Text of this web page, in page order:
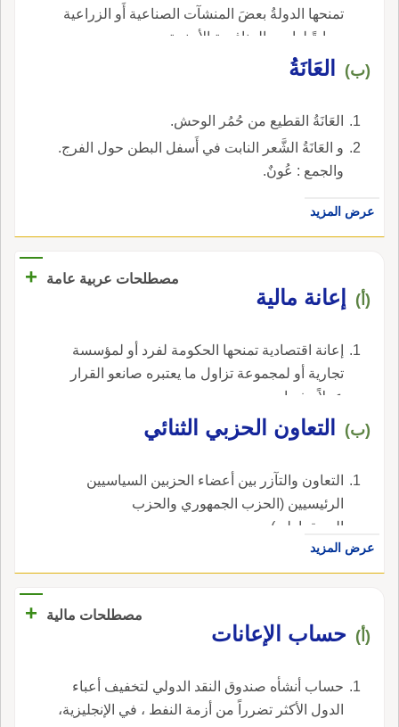
تمنحها الدولةُ بعضَ المنشآت الصناعية أَو الزراعية
حمايةً لها من المنافسة الأجنبية.
(ب) العَانَةُ
العَانَةُ القطيع من حُمُر الوحش.
و العَانَةُ الشَّعر النابت في أَسفل البطن حول الفرج.
والجمع : عُونٌ.
عرض المزيد
مصطلحات عربية عامة +
(أ) إعانة مالية
إعانة اقتصادية تمنحها الحكومة لفرد أو لمؤسسة
تجارية أو لمجموعة تزاول ما يعتبره صانعو القرار
عملاً مفيدا.
(ب) التعاون الحزبي الثنائي
التعاون والتآزر بين أعضاء الحزبين السياسيين
الرئيسيين (الحزب الجمهوري والحزب
الديمقراطي).
عرض المزيد
مصطلحات مالية +
(أ) حساب الإعانات
حساب أنشأه صندوق النقد الدولي لتخفيف أعباء
الدول الأكثر تضرراً من أزمة النفط ، في الإنجليزية،